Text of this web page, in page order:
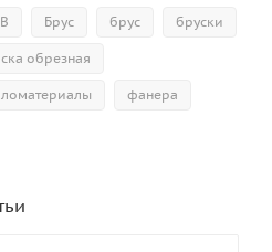
Брус брус бруски
обрезная
фанера